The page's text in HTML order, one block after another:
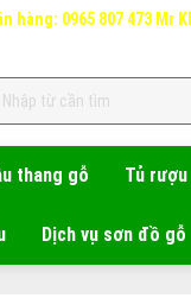
hàng: 0965 807 473 Mr
thang gỗ Tủ rượu
Dịch vụ sơn đồ gỗ